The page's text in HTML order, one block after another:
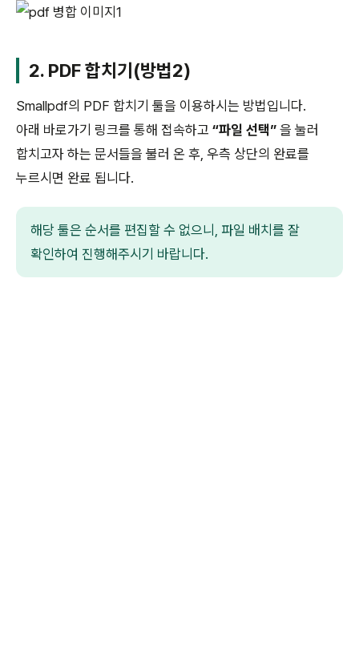
2. PDF 합치기(방법2)
Smallpdf의 PDF 합치기 툴을 이용하시는 방법입니다.
아래 바로가기 링크를 통해 접속하고 “파일 선택” 을 눌러
합치고자 하는 문서들을 불러 온 후, 우측 상단의 완료를
누르시면 완료 됩니다.
해당 툴은 순서를 편집할 수 없으니, 파일 배치를 잘
확인하여 진행해주시기 바랍니다.